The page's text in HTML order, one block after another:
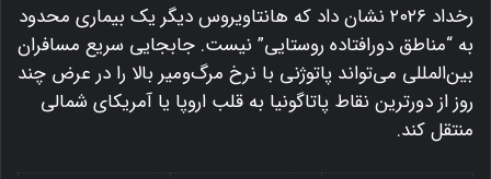
رخداد ۲۰۲۶ نشان داد که هانتاویروس دیگر یک بیماری محدود
به “مناطق دورافتاده روستایی” نیست. جابجایی سریع مسافران
بین‌المللی می‌تواند پاتوژنی با نرخ مرگ‌ومیر بالا را در عرض چند
روز از دورترین نقاط پاتاگونیا به قلب اروپا یا آمریکای شمالی
منتقل کند.